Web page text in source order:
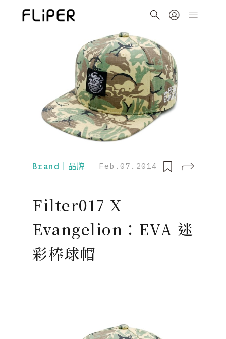
Brand｜品牌 Feb.07.2014
Filter017 X
Evangelion：EVA 迷
彩棒球帽